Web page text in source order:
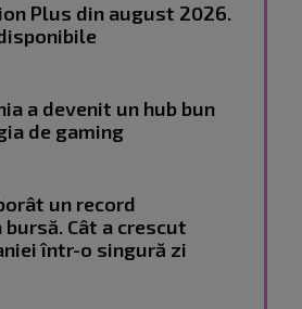
Plus din august 2026.
a devenit un hub bun
de gaming
un record
Cât a crescut
într-o singură zi